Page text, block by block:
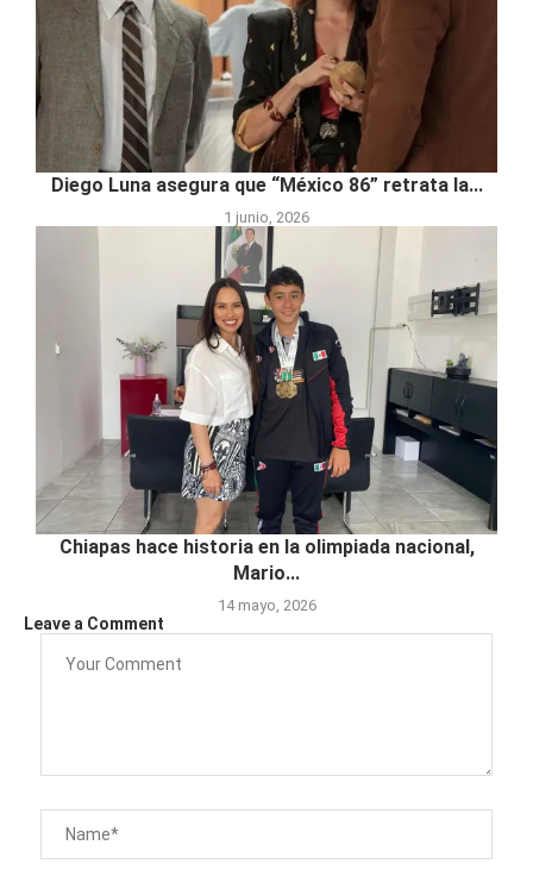
Diego Luna asegura que “México 86” retrata la...
1 junio, 2026
Chiapas hace historia en la olimpiada nacional,
Mario...
14 mayo, 2026
Leave a Comment